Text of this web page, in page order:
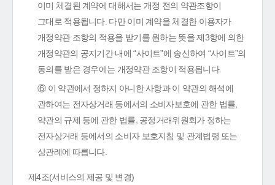
이미 체결된 계약에 대해서는 개정 전의 약관조항이
그대로 적용됩니다. 다만 이미 계약을 체결한 이용자가
개정약관 조항의 적용을 받기를 원하는 뜻을 제3항에 의한
개정약관의 공지기간 내에 “사이트”에 송신하여 “사이트”의
동의를 받은 경우에는 개정약관 조항이 적용됩니다.
⑥ 이 약관에서 정하지 아니한 사항과 이 약관의 해석에
관하여는 전자상거래 등에서의 소비자보호에 관한 법률,
약관의 규제 등에 관한 법률, 공정거래위원회가 정하는
전자상거래 등에서의 소비자 보호지침 및 관계법령 또는
상관례에 따릅니다.
제4조(서비스의 제공 및 변경)